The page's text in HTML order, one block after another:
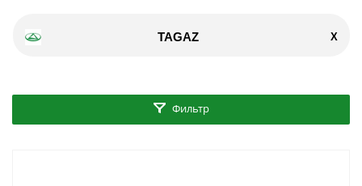
TAGAZ X
Фильтр